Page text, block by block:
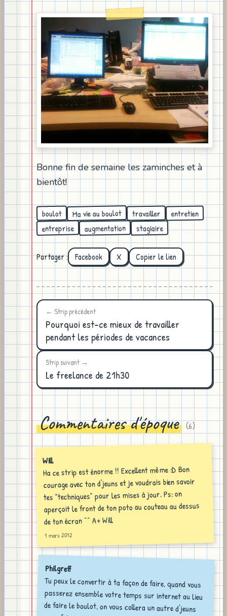
Bonne fin de semaine les zaminches et à
bientôt!
boulot Ma vie au boulot travailler entretien
entreprise augmentation stagiaire
Partager : Facebook X Copier le lien
← Strip précédent
Pourquoi est-ce mieux de travailler
pendant les périodes de vacances
Strip suivant →
Le freelance de 21h30
Commentaires d'époque (6)
Will
Ha ce strip est énorme !! Excellent même :D Bon
courage avec ton d'jeuns et je voudrais bien savoir
tes "techniques" pour les mises à jour. Ps: on
aperçoit le front de ton poto au couteau au dessus
de ton écran ^^ A+ Will
1 mars 2012
Philgreff
Tu peux le convertir à ta façon de faire, quand vous
passerez ensemble votre temps sur internet au lieu
de faire le boulot, on vous collera un autre d'jeuns
pour faire ce que vous ne faites pas, ou même deux;
il faudra aussi les convertir... Au bout d'un certain
temps, vous serez nombreux, très nombreux, de plus
en plus nombreux... et alors la Révolution pourra se